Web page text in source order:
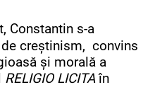
Constantin s-a
creștinism, convins
și morală a
RELIGIO LICITAîn